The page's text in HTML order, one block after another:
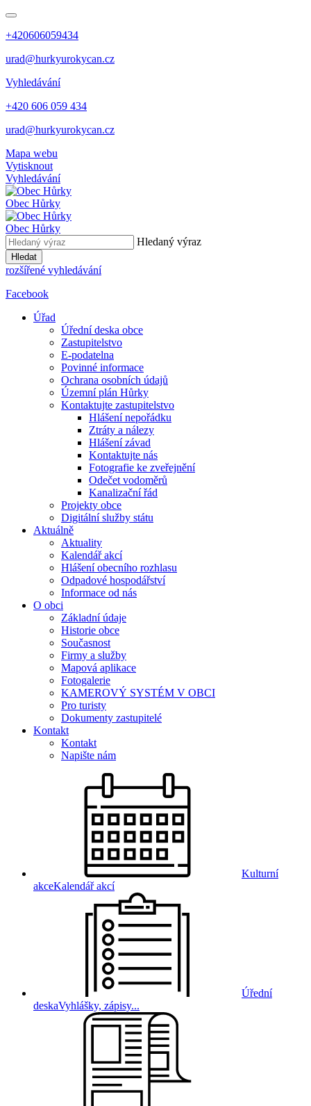
+420606059434
urad@hurkyurokycan.cz
Vyhledávání
+420 606 059 434
urad@hurkyurokycan.cz
Mapa webu
Vytisknout
Vyhledávání
Obec Hůrky
Obec Hůrky
Hledaný výraz
Hledat
rozšířené vyhledávání
Facebook
Úřad
Úřední deska obce
Zastupitelstvo
E-podatelna
Povinné informace
Ochrana osobních údajů
Územní plán Hůrky
Kontaktujte zastupitelstvo
Hlášení nepořádku
Ztráty a nálezy
Hlášení závad
Kontaktujte nás
Fotografie ke zveřejnění
Odečet vodoměrů
Kanalizační řád
Projekty obce
Digitální služby státu
Aktuálně
Aktuality
Kalendář akcí
Hlášení obecního rozhlasu
Odpadové hospodářství
Informace od nás
O obci
Základní údaje
Historie obce
Současnost
Firmy a služby
Mapová aplikace
Fotogalerie
KAMEROVÝ SYSTÉM V OBCI
Pro turisty
Dokumenty zastupitelé
Kontakt
Kontakt
Napište nám
Kulturní
akceKalendář akcí
Úřední
deskaVyhlášky, zápisy...